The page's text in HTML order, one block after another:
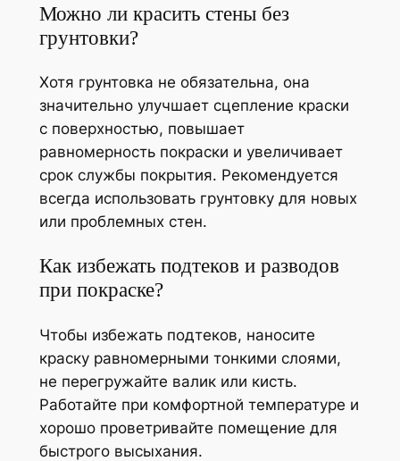
Можно ли красить стены без
грунтовки?
Хотя грунтовка не обязательна, она
значительно улучшает сцепление краски
с поверхностью, повышает
равномерность покраски и увеличивает
срок службы покрытия. Рекомендуется
всегда использовать грунтовку для новых
или проблемных стен.
Как избежать подтеков и разводов
при покраске?
Чтобы избежать подтеков, наносите
краску равномерными тонкими слоями,
не перегружайте валик или кисть.
Работайте при комфортной температуре и
хорошо проветривайте помещение для
быстрого высыхания.